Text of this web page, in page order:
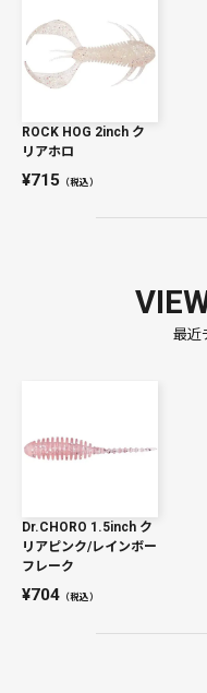
ROCK HOG 2inch ク
リアホロ
715 （税込）
最近
Dr.CHORO 1.5inch ク
リアピンク/レインボー
フレーク
704 （税込）